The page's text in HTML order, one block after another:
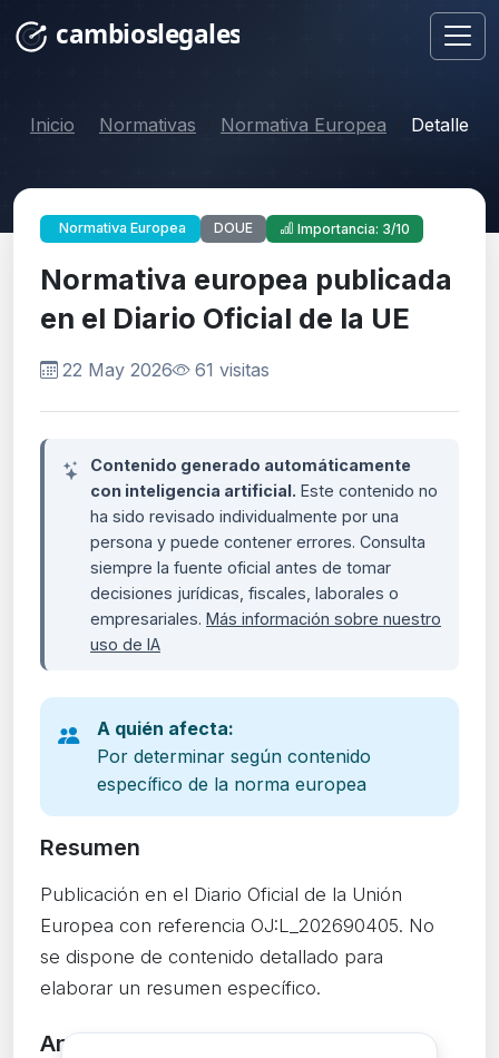
Inicio Normativas Normativa Europea Detalle
Normativa Europea DOUE Importancia: 3/10
Normativa europea publicada
en el Diario Oficial de la UE
22 May 2026 61 visitas
Contenido generado automáticamente
con inteligencia artificial. Este contenido no
ha sido revisado individualmente por una
persona y puede contener errores. Consulta
siempre la fuente oficial antes de tomar
decisiones jurídicas, fiscales, laborales o
empresariales. Más información sobre nuestro
uso de IA
A quién afecta:
Por determinar según contenido
específico de la norma europea
Resumen
Publicación en el Diario Oficial de la Unión
Europea con referencia OJ:L_202690405. No
se dispone de contenido detallado para
elaborar un resumen específico.
Análisis detallado